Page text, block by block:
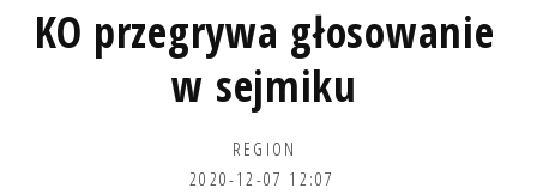
KO przegrywa głosowanie
w sejmiku
REGION
2020-12-07 12:07